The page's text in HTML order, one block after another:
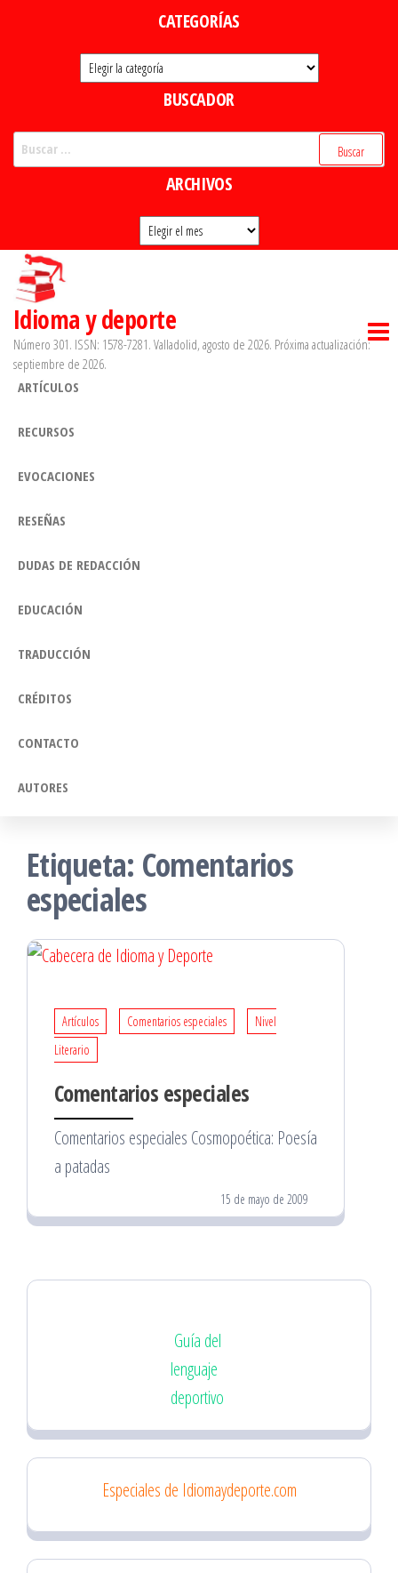
CATEGORÍAS
Categorías
BUSCADOR
ARCHIVOS
Archivos
Idioma y deporte
Número 301. ISSN: 1578-7281. Valladolid, agosto de 2026. Próxima actualización:
septiembre de 2026.
ARTÍCULOS
RECURSOS
EVOCACIONES
RESEÑAS
DUDAS DE REDACCIÓN
EDUCACIÓN
TRADUCCIÓN
CRÉDITOS
CONTACTO
AUTORES
Etiqueta: Comentarios
especiales
Artículos Comentarios especiales
Nivel
Literario
Comentarios especiales
Comentarios especiales Cosmopoética: Poesía
a patadas
15 de mayo de 2009
Guía del
lenguaje
deportivo
Especiales de Idiomaydeporte.com